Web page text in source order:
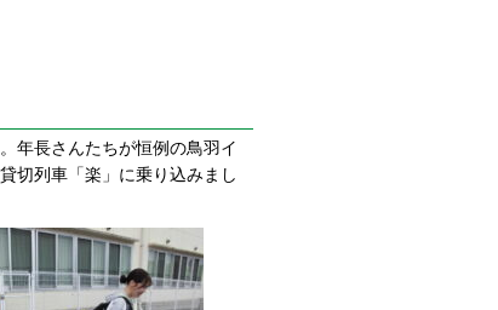
年長さんたちが恒例の鳥羽イ
切列車「楽」に乗り込みまし